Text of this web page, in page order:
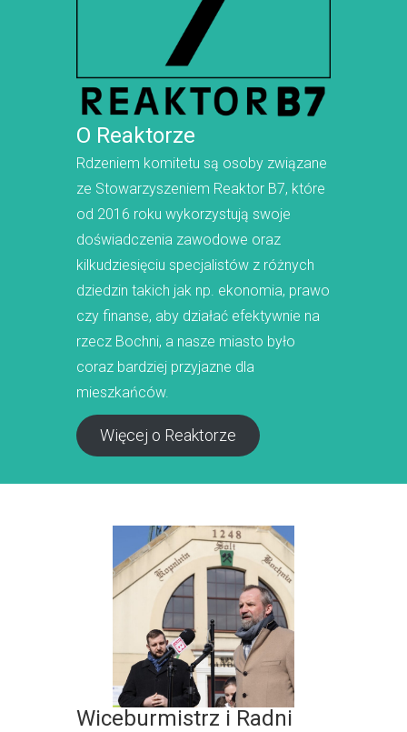
O Reaktorze
Rdzeniem komitetu są osoby związane
ze Stowarzyszeniem Reaktor B7, które
od 2016 roku wykorzystują swoje
doświadczenia zawodowe oraz
kilkudziesięciu specjalistów z różnych
dziedzin takich jak np. ekonomia, prawo
czy finanse, aby działać efektywnie na
rzecz Bochni, a nasze miasto było
coraz bardziej przyjazne dla
mieszkańców.
Więcej o Reaktorze
Wiceburmistrz i Radni